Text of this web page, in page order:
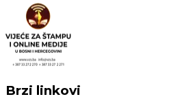
Brzi linkovi